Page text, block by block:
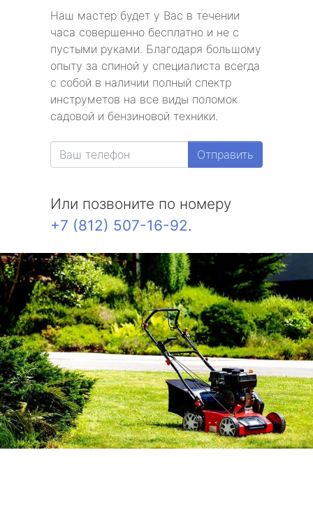
Наш мастер будет у Вас в течении
часа совершенно бесплатно и не с
пустыми руками. Благодаря большому
опыту за спиной у специалиста всегда
с собой в наличии полный спектр
инструметов на все виды поломок
садовой и бензиновой техники.
Отправить
Или позвоните по номеру
+7 (812) 507-16-92.